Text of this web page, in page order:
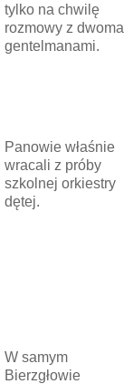
tylko na chwilę
rozmowy z dwoma
gentelmanami.
Panowie właśnie
wracali z próby
szkolnej orkiestry
dętej.
W samym
Bierzgłowie